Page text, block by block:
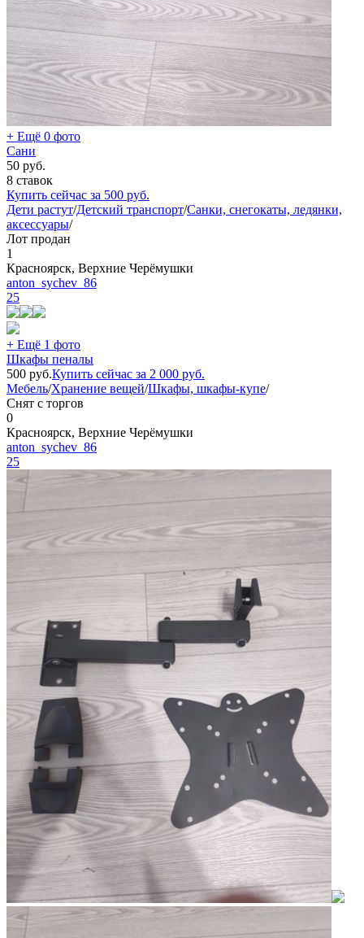
+ Ещё 0 фото
Сани
50 руб.
8 ставок
Купить сейчас за 500 руб.
Дети растут/Детский транспорт/Санки, снегокаты, ледянки,
аксессуары/
Лот продан
1
Красноярск, Верхние Черёмушки
anton_sychev_86
25
+ Ещё 1 фото
Шкафы пеналы
500 руб.Купить сейчас за 2 000 руб.
Мебель/Хранение вещей/Шкафы, шкафы-купе/
Снят с торгов
0
Красноярск, Верхние Черёмушки
anton_sychev_86
25